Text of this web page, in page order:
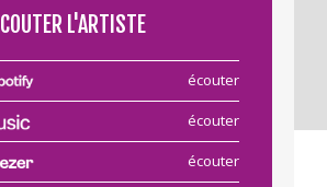
L'ARTISTE
écouter
écouter
écouter